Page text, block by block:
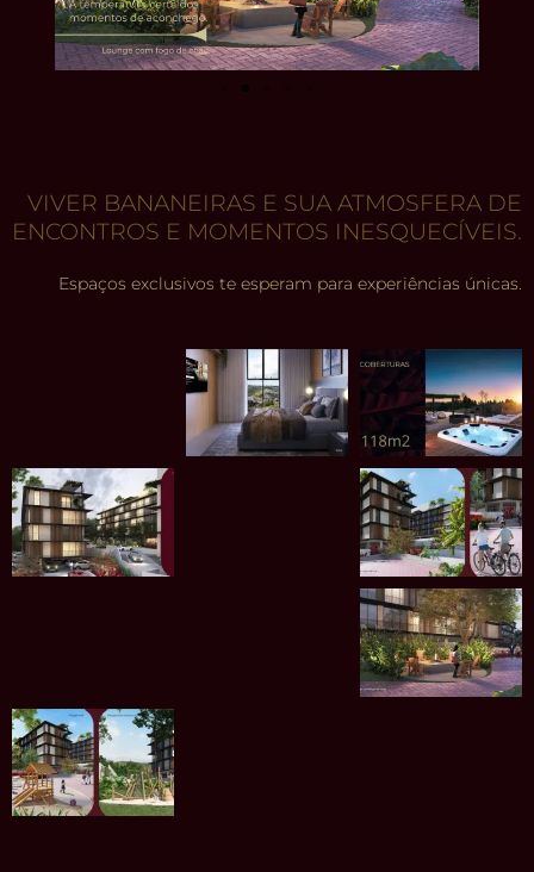
VIVER BANANEIRAS E SUA ATMOSFERA DE
ENCONTROS E MOMENTOS INESQUECÍVEIS.​
Espaços exclusivos te esperam para experiências únicas.